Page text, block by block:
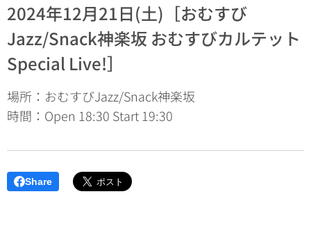
2024年12月21日(土)［おむすび
Jazz/Snack神楽坂 おむすびカルテット
Special Live!］
場所：おむすびJazz/Snack神楽坂
時間：Open 18:30 Start 19:30
Share